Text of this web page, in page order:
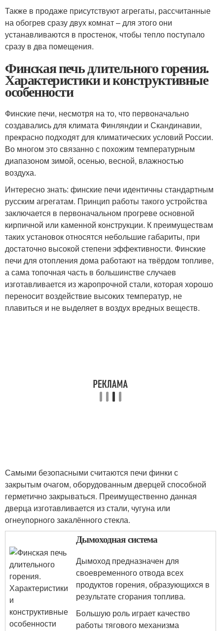
Также в продаже присутствуют агрегаты, рассчитанные
на обогрев сразу двух комнат – для этого они
устанавливаются в простенок, чтобы тепло поступало
сразу в два помещения.
Финская печь длительного горения.
Характеристики и конструктивные
особенности
Финские печи, несмотря на то, что первоначально
создавались для климата Финляндии и Скандинавии,
прекрасно подходят для климатических условий России.
Во многом это связанно с похожим температурным
диапазоном зимой, осенью, весной, влажностью
воздуха.
Интересно знать: финские печи идентичны стандартным
русским агрегатам. Принцип работы такого устройства
заключается в первоначальном прогреве основной
кирпичной или каменной конструкции. К преимуществам
таких установок относятся небольшие габариты, при
достаточно высокой степени эффективности. Финские
печи для отопления дома работают на твёрдом топливе,
а сама топочная часть в большинстве случаев
изготавливается из жаропрочной стали, которая хорошо
переносит воздействие высоких температур, не
плавиться и не выделяет в воздух вредных веществ.
Самыми безопасными считаются печи финки с
закрытым очагом, оборудованным дверцей способной
герметично закрываться. Преимущественно данная
дверца изготавливается из стали, чугуна или
огнеупорного закалённого стекла.
Дымоходная система
Дымоход предназначен для
своевременного отвода всех
продуктов горения, образующихся в
результате сгорания топлива.
Большую роль играет качество
работы тягового механизма